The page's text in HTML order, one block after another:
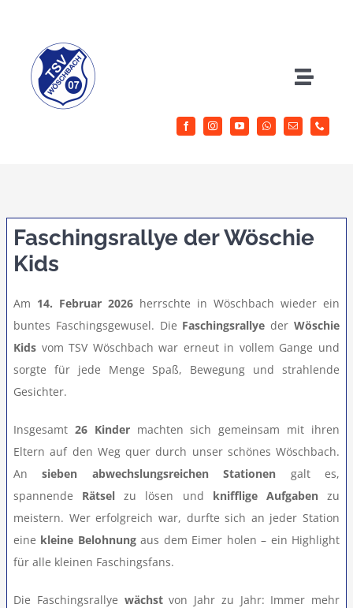
springen
Toggle
Herrenfussball
Sportangebote
Verein
Teamshop
Clubhausumbau
Rechtliches
Faschingsrallye der Wöschie
Kids
Am 14. Februar 2026 herrschte in Wöschbach wieder ein
buntes Faschingsgewusel. Die Faschingsrallye derWöschie
Kids vom TSV Wöschbach war erneut in vollem Gange und
sorgte für jede Menge Spaß, Bewegung und strahlende
Gesichter.
Insgesamt 26 Kindermachten sich gemeinsam mit ihren
Eltern auf den Weg quer durch unser schönes Wöschbach.
Ansieben abwechslungsreichen Stationen galt es,
spannende Rätsel zu lösen und knifflige Aufgabenzu
meistern. Wer erfolgreich war, durfte sich an jeder Station
eine kleine Belohnungaus dem Eimer holen – ein Highlight
für alle kleinen Faschingsfans.
Die Faschingsrallye wächstvon Jahr zu Jahr: Immer mehr